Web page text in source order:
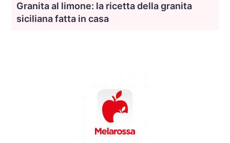
Granita al limone: la ricetta della granita
siciliana fatta in casa